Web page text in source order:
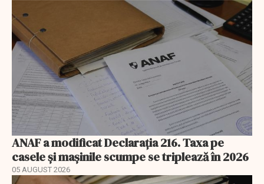
ANAF a modificat Declarația 216. Taxa pe
casele și mașinile scumpe se triplează în 2026
05 AUGUST 2026